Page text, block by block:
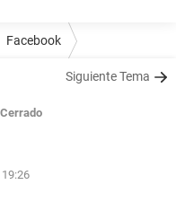
Facebook
Siguiente Tema
Cerrado